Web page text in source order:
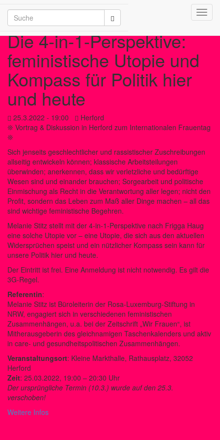
/2026
Die 4-in-1-Perspektive:
feministische Utopie und
Kompass für Politik hier
und heute
25.3.2022 - 19:00
Herford
❊ Vortrag & Diskussion in Herford zum Internationalen Frauentag
❊
Sich jenseits geschlechtlicher und rassistischer Zuschreibungen
allseitig entwickeln können; klassische Arbeitsteilungen
überwinden; anerkennen, dass wir verletzliche und bedürftige
Wesen sind und einander brauchen; Sorgearbeit und politische
Einmischung als Recht in die Verantwortung aller legen; nicht den
Profit, sondern das Leben zum Maß aller Dinge machen – all das
sind wichtige feministische Begehren.
Melanie Stitz stellt mit der 4-in-1-Perspektive nach Frigga Haug
eine solche Utopie vor – eine Utopie, die sich aus den aktuellen
Widersprüchen speist und ein nützlicher Kompass sein kann für
unsere Politik hier und heute.
Der Eintritt ist frei. Eine Anmeldung ist nicht notwendig. Es gilt die
3G-Regel.
Referentin:
Melanie Stitz ist Büroleiterin der Rosa-Luxemburg-Stiftung in
NRW, engagiert sich in verschiedenen feministischen
Zusammenhängen, u.a. bei der Zeitschrift „Wir Frauen“, ist
Mitherausgeberin des gleichnamigen Taschenkalenders und aktiv
in care- und gesundheitspolitischen Zusammenhängen.
Veranstaltungsort: Kleine Markthalle, Rathausplatz, 32052
Herford
Zeit: 25.03.2022, 19:00 – 20:30 Uhr
Der ursprüngliche Termin (10.3.) wurde auf den 25.3.
verschoben!
Weitere Infos